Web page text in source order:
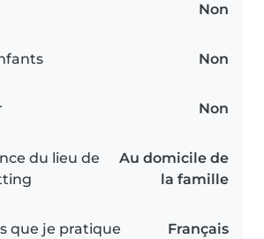
Non
Non
Non
du lieu de
Au domicile de
la famille
que je pratique Français